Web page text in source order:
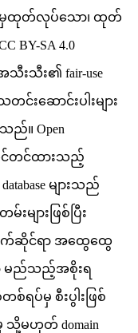
မှထုတ်လုပ်သော၊ ထုတ်
SA 4.0
းသီး၏ fair-use
င်းဆောင်းပါးများ
ည်။ Open
တွင်တင်ထားသည့်
များသည်
များဖြစ်ပြီး
က်ဆိုင်ရာ အထွေထွေ
မည်သည့်အစိုးရ
ပ်မှ စီးပွါးဖြစ်
မဟုတ် domain